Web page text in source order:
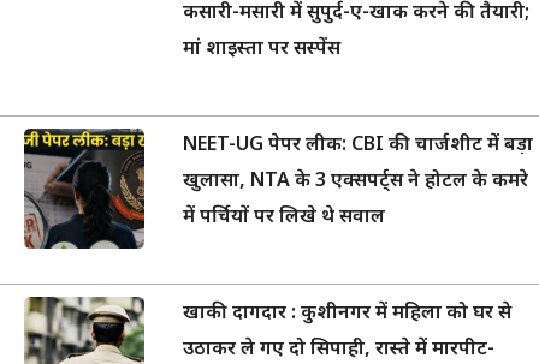
कसारी-मसारी में सुपुर्द-ए-खाक करने की तैयारी;
मां शाइस्ता पर सस्पेंस
NEET-UG पेपर लीक: CBI की चार्जशीट में बड़ा
खुलासा, NTA के 3 एक्सपर्ट्स ने होटल के कमरे
में पर्चियों पर लिखे थे सवाल
खाकी दागदार : कुशीनगर में महिला को घर से
उठाकर ले गए दो सिपाही, रास्ते में मारपीट-